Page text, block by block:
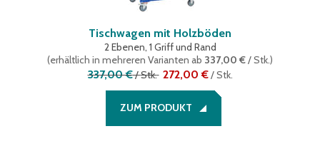
Tischwagen mit Holzböden
2 Ebenen, 1 Griff und Rand
(erhältlich in mehreren Varianten ab 337,00 €/ Stk.)
337,00 €/Stk. 272,00 €/Stk.
ZUM PRODUKT